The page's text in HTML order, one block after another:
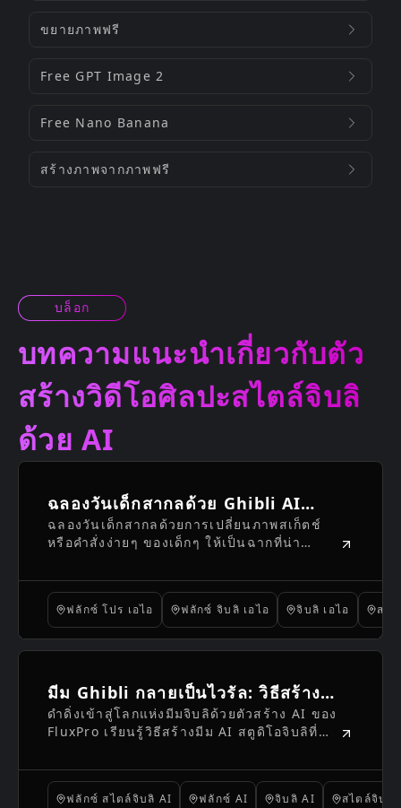
ขยายภาพฟรี
Free GPT Image 2
Free Nano Banana
สร้างภาพจากภาพฟรี
บล็อก
บทความแนะนำเกี่ยวกับตัว
สร้างวิดีโอศิลปะสไตล์จิบลิ
ด้วย AI
ฉลองวันเด็กสากลด้วย Ghibli AI
Image Generator: สร้างสรรค์ผล
งานศิลปะมหัศจรรย์ของเด็กๆ ได้ใน
เวลาไม่กี่นาที
ฉลองวันเด็กสากลด้วยการเปลี่ยนภาพสเก็ตช์
หรือคำสั่งง่ายๆ ของเด็กๆ ให้เป็นฉากที่น่า
Flux Pro ซึ่งให้บริการฟรีทางออนไลน์
ฟลักซ์ โปร เอไอ ฟลักซ์ จิบลิ เอไอ จิบลิ เอไอ สไ
มีม Ghibli กลายเป็นไวรัล: วิธีสร้าง
มีม Studio Ghibli AI ด้วย FluxPro
ดำดิ่งเข้าสู่โลกแห่งมีมจิบลิด้วยตัวสร้าง AI ของ
FluxPro เรียนรู้วิธีสร้างมีม AI สตูดิโอจิบลิที่น่า
ด้วยกัน
ฟลักซ์ สไตล์จิบลิ AI ฟลักซ์ AI จิบลิ AI สไตล์จิบลิ